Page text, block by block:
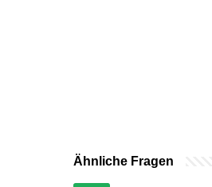
Ähnliche Fragen